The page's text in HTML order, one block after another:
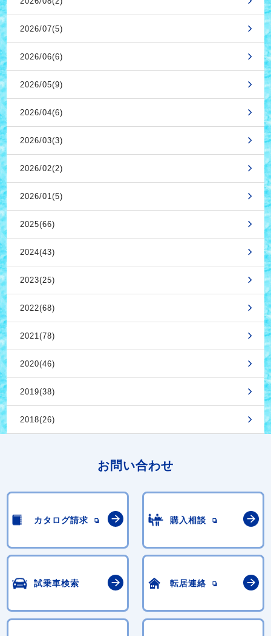
2026/07(5)
2026/06(6)
2026/05(9)
2026/04(6)
2026/03(3)
2026/02(2)
2026/01(5)
2025(66)
2024(43)
2023(25)
2022(68)
2021(78)
2020(46)
2019(38)
2018(26)
お問い合わせ
カタログ請求 購入相談
試乗車検索 転居連絡